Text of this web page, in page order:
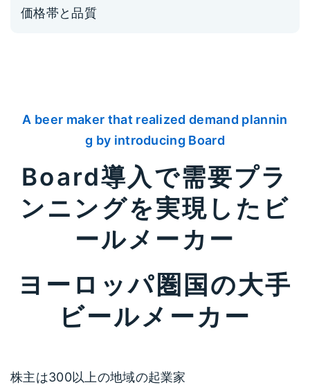
価格帯と品質
A beer maker that realized demand plannin
g by introducing Board
Board導入で需要プラ
ンニングを実現したビ
ールメーカー
ヨーロッパ圏国の大手
ビールメーカー
株主は300以上の地域の起業家